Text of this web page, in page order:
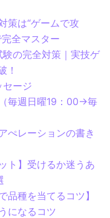
策は“ゲームで攻
全マスター
験の完全対策｜実技ゲ
！
ージ
毎週日曜19：00→毎
ぺレーションの書き
ト】受けるか迷うあ
品種を当てるコツ】
になるコツ